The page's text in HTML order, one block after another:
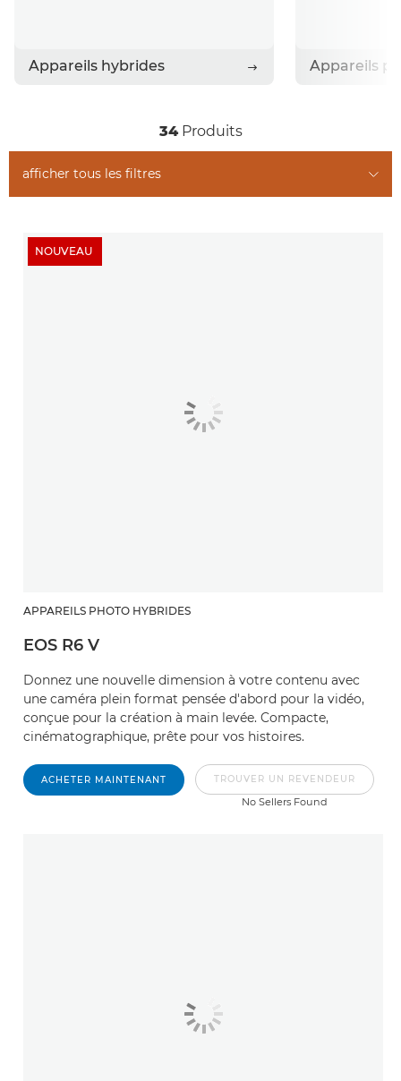
Appareils hybrides
34 Produits
afficher tous les filtres
NOUVEAU
APPAREILS PHOTO HYBRIDES
EOS R6 V
Donnez une nouvelle dimension à votre contenu avec
une caméra plein format pensée d'abord pour la vidéo,
conçue pour la création à main levée. Compacte,
cinématographique, prête pour vos histoires.
ACHETER MAINTENANT TROUVER UN REVENDEUR
No Sellers Found